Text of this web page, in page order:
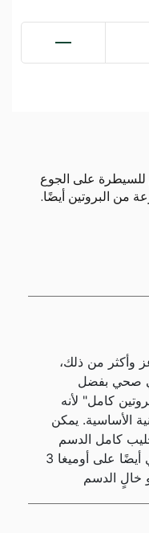
للسيطرة على الجوع
من البروتين أيضًا.
وأكثر من ذلك،
صحي بفضل
كامل" لأنه
الأساسية. يمكن
كامل الدسم
في السيطرة على الجوع وتحتوي أيضًا على أوميغا 3
خالٍ الدسم